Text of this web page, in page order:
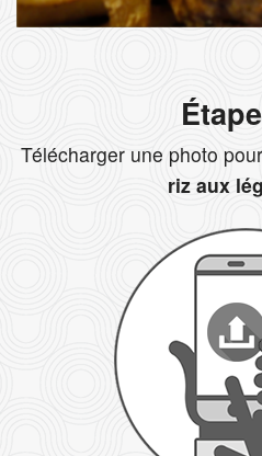
Étape
Télécharger une photo pour
riz aux